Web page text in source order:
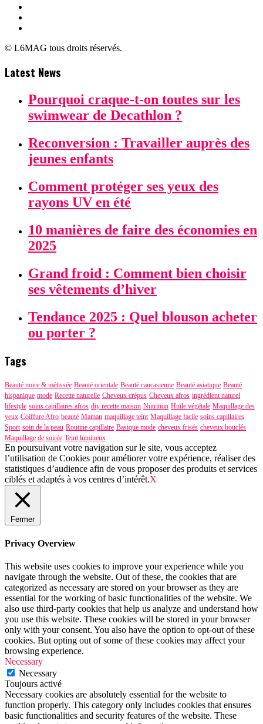
© L6MAG tous droits réservés.
Latest News
Pourquoi craque-t-on toutes sur les
swimwear de Decathlon ?
Reconversion : Travailler auprès des
jeunes enfants
Comment protéger ses yeux des
rayons UV en été
10 manières de faire des économies en
2025
Grand froid : Comment bien choisir
ses vêtements d’hiver
Tendance 2025 : Quel blouson acheter
ou porter ?
Tags
Beauté noire & métissée Beauté orientale Beauté caucasienne Beauté asiatique Beauté
hispanique mode Recette naturelle Cheveux crépus Cheveux afros ingrédient naturel
lifestyle soins capillaires afros diy recette maison Nutrition Huile végétale Maquillage des
yeux Coiffure Afro beauté Maman maquillage teint Maquillage facile soins capillaires
Sport soin de la peau Routine capillaire Basique mode cheveux frisés cheveux bouclés
Maquillage de soirée Teint lumineux
En poursuivant votre navigation sur le site, vous acceptez
l’utilisation de Cookies pour améliorer votre expérience, réaliser des
statistiques d’audience afin de vous proposer des produits et services
ciblés et adaptés à vos centres d’intérêt.X
Fermer
Privacy Overview
This website uses cookies to improve your experience while you
navigate through the website. Out of these, the cookies that are
categorized as necessary are stored on your browser as they are
essential for the working of basic functionalities of the website. We
also use third-party cookies that help us analyze and understand how
you use this website. These cookies will be stored in your browser
only with your consent. You also have the option to opt-out of these
cookies. But opting out of some of these cookies may affect your
browsing experience.
Necessary
Necessary
Toujours activé
Necessary cookies are absolutely essential for the website to
function properly. This category only includes cookies that ensures
basic functionalities and security features of the website. These